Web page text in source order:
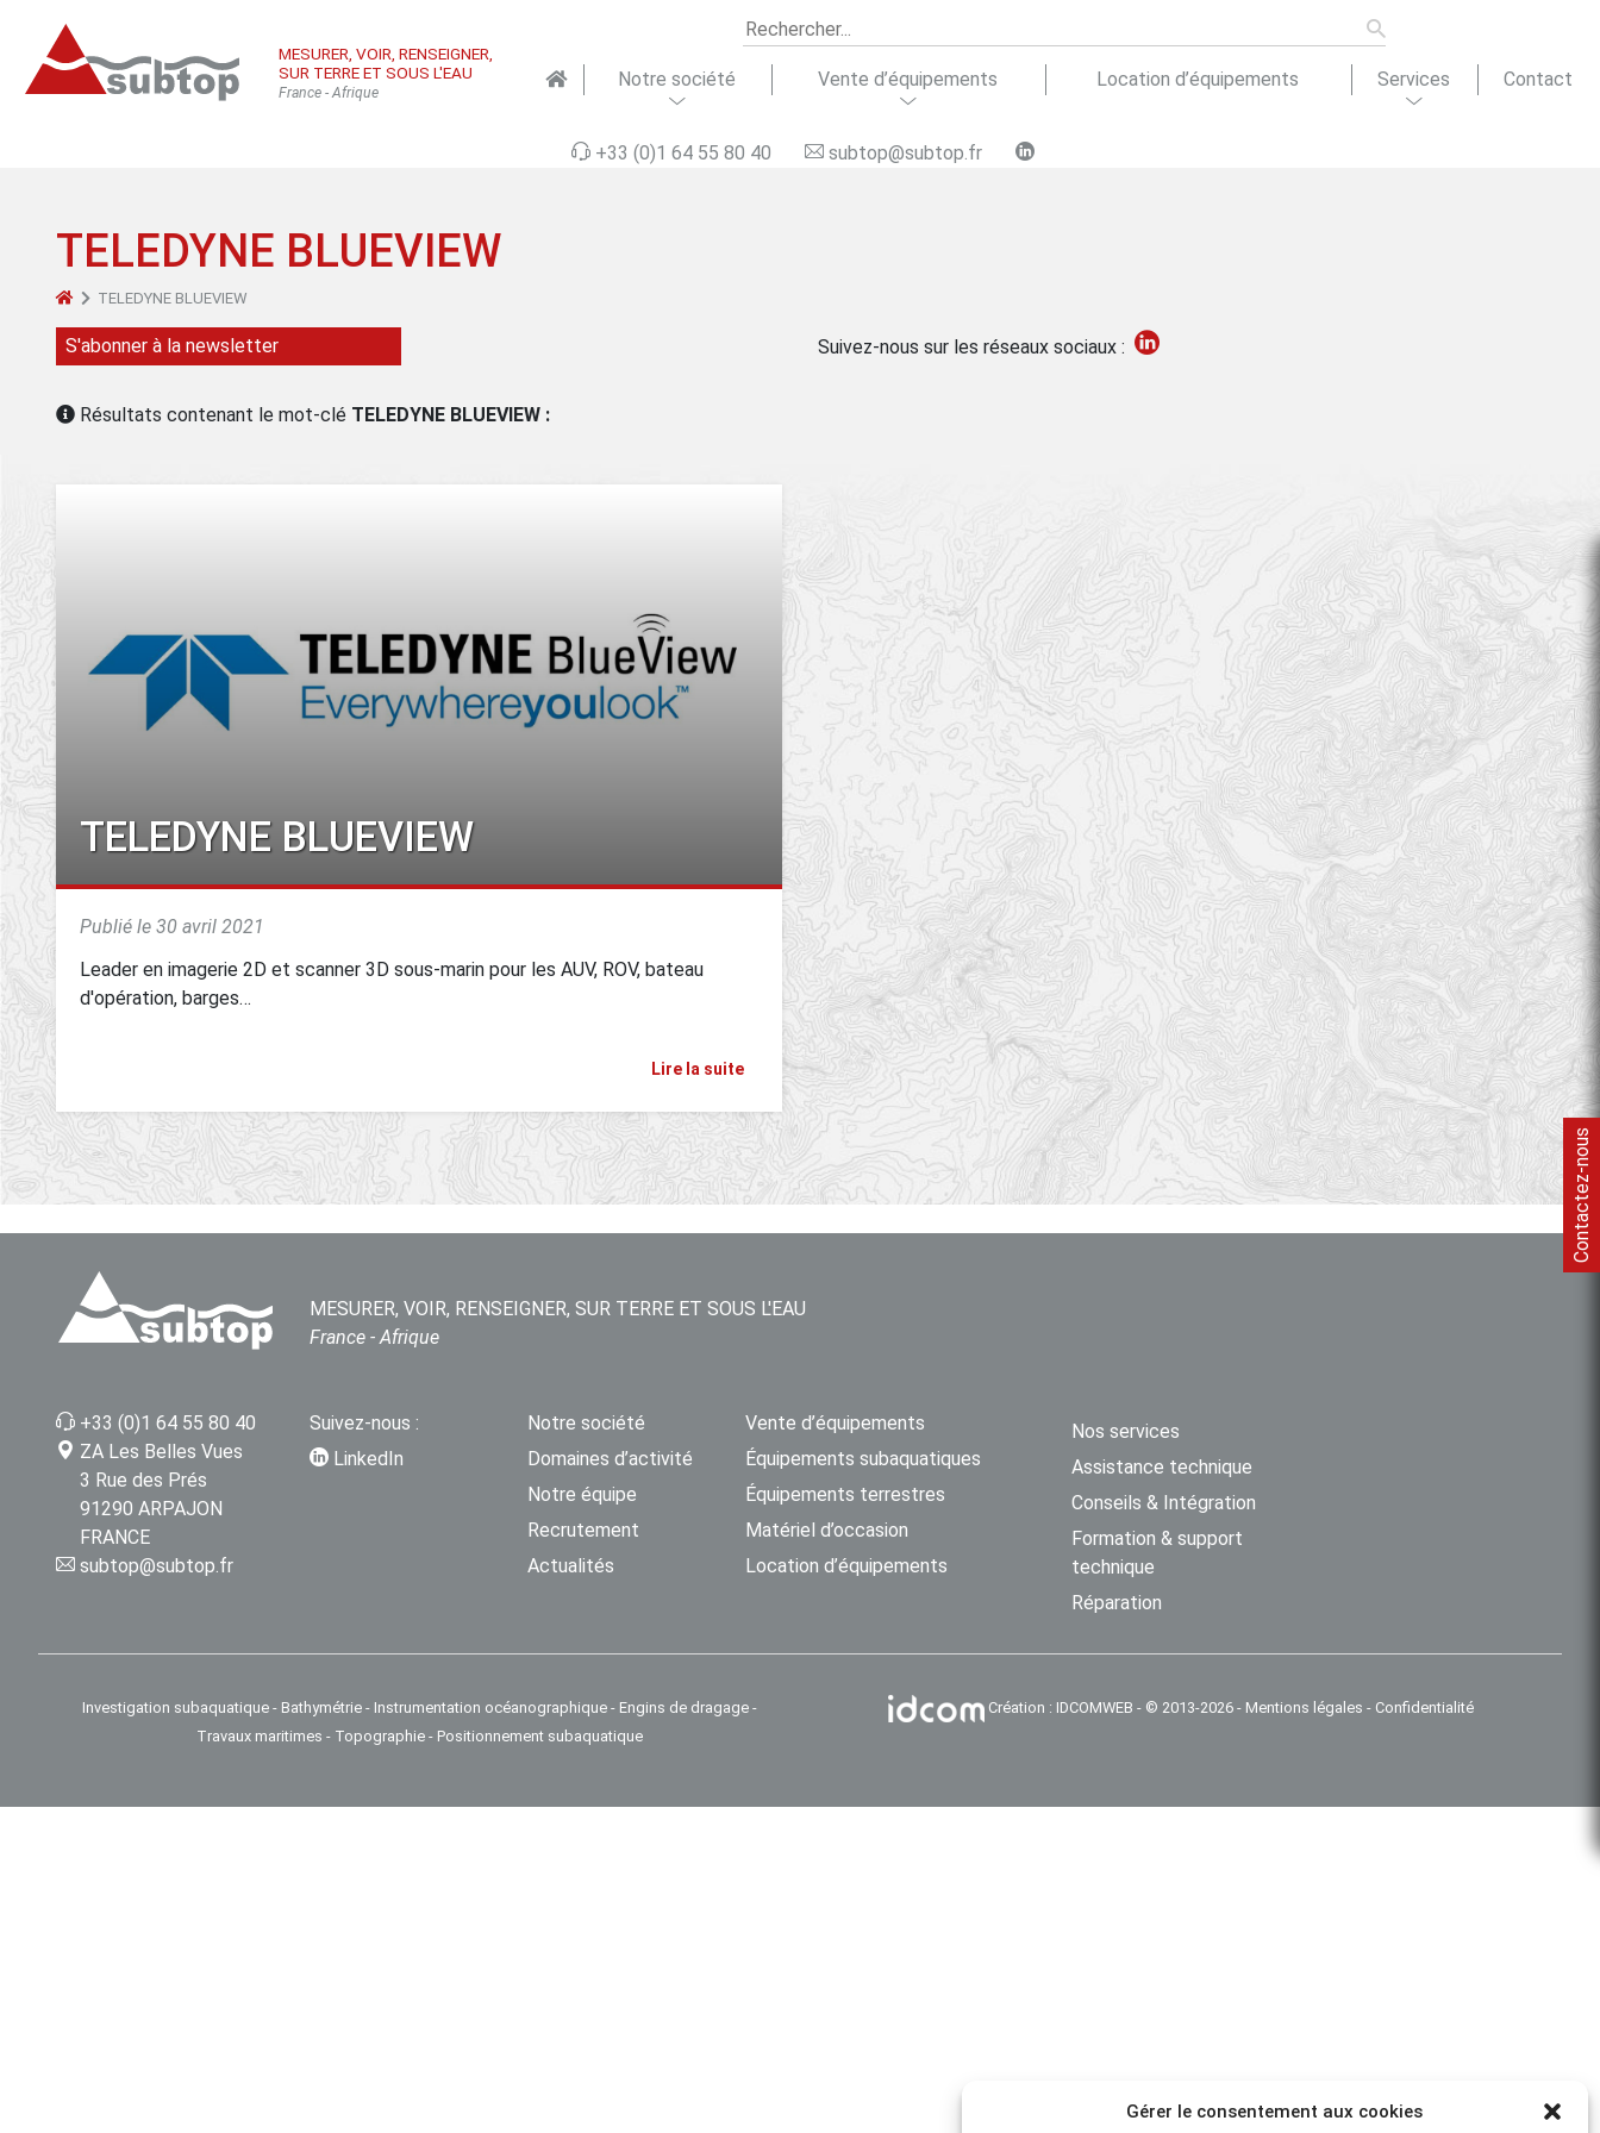
Gérer le consentement aux cookies
MESURER, VOIR, RENSEIGNER,
SUR TERRE ET SOUS L'EAU
France - Afrique
Notre société
d’activité
Actualités
Vente d’équipements
d’occasion
financement
Location d’équipements Services
technique
Contact
+33 (0)1 64 55 80 40 subtop@subtop.fr
TELEDYNE BLUEVIEW
TELEDYNE BLUEVIEW
S'abonner à la newsletter Suivez-nous sur les réseaux sociaux :
Résultats contenant le mot-clé TELEDYNE BLUEVIEW :
TELEDYNE BLUEVIEW
Publié le 30 avril 2021
Leader en imagerie 2D et scanner 3D sous-marin pour les AUV, ROV, bateau
d'opération, barges…
Lire la suite
MESURER, VOIR, RENSEIGNER, SUR TERRE ET SOUS L'EAU
France - Afrique
+33 (0)1 64 55 80 40
ZA Les Belles Vues
3 Rue des Prés
91290 ARPAJON
FRANCE
subtop@subtop.fr
Suivez-nous :
LinkedIn
Notre société
Domaines d’activité
Notre équipe
Recrutement
Actualités
Vente d’équipements
Équipements subaquatiques
Équipements terrestres
Matériel d’occasion
Location d’équipements
Nos services
Assistance technique
Conseils & Intégration
Formation & support
technique
Réparation
Investigation subaquatique - Bathymétrie - Instrumentation océanographique - Engins de dragage -
Travaux maritimes - Topographie - Positionnement subaquatique
Création : IDCOMWEB - © 2013-2026 - Mentions légales - Confidentialité
Contactez-nous